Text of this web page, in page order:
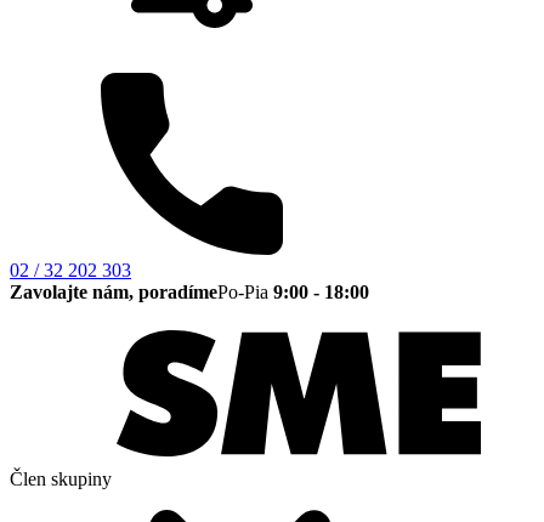
02 / 32 202 303
Zavolajte nám, poradímePo-Pia 9:00 - 18:00
Člen skupiny